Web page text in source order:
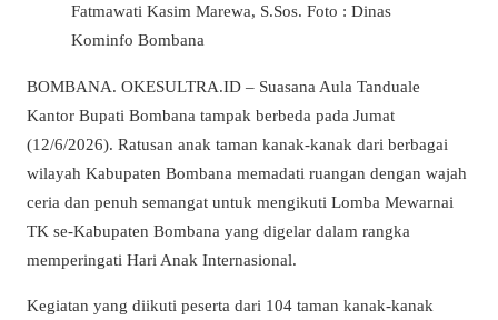
Fatmawati Kasim Marewa, S.Sos. Foto : Dinas
Kominfo Bombana
BOMBANA. OKESULTRA.ID – Suasana Aula Tanduale
Kantor Bupati Bombana tampak berbeda pada Jumat
(12/6/2026). Ratusan anak taman kanak-kanak dari berbagai
wilayah Kabupaten Bombana memadati ruangan dengan wajah
ceria dan penuh semangat untuk mengikuti Lomba Mewarnai
TK se-Kabupaten Bombana yang digelar dalam rangka
memperingati Hari Anak Internasional.
Kegiatan yang diikuti peserta dari 104 taman kanak-kanak